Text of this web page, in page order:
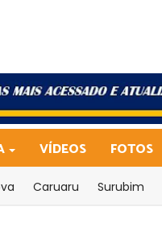
VÍDEOS FOTOS
Caruaru Surubim